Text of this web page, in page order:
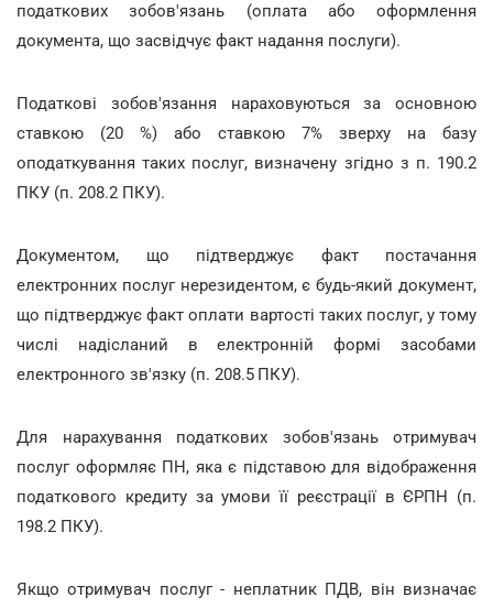
податкових зобов'язань (оплата або оформлення
документа, що засвідчує факт надання послуги).
Податкові зобов'язання нараховуються за основною
ставкою (20 %) або ставкою 7% зверху на базу
оподаткування таких послуг, визначену згідно з п. 190.2
ПКУ (п. 208.2 ПКУ).
Документом, що підтверджує факт постачання
електронних послуг нерезидентом, є будь-який документ,
що підтверджує факт оплати вартості таких послуг, у тому
числі надісланий в електронній формі засобами
електронного зв'язку (п. 208.5 ПКУ).
Для нарахування податкових зобов'язань отримувач
послуг оформляє ПН, яка є підставою для відображення
податкового кредиту за умови її реєстрації в ЄРПН (п.
198.2 ПКУ).
Якщо отримувач послуг - неплатник ПДВ, він визначає